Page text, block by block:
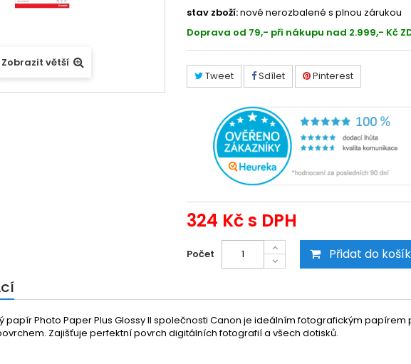
Zobrazit větší
stav zboží:nové nerozbalené s plnou zárukou
Doprava od 79,- při nákupu nad 2.999,- Kč
Tweet Sdílet Pinterest
324 Kčs DPH
Počet Přidat do
papír Photo Paper Plus Glossy II společnosti Canon je ideálním fotografickým
Zajišťuje perfektní povrch digitálních fotografií a všech dotisků.